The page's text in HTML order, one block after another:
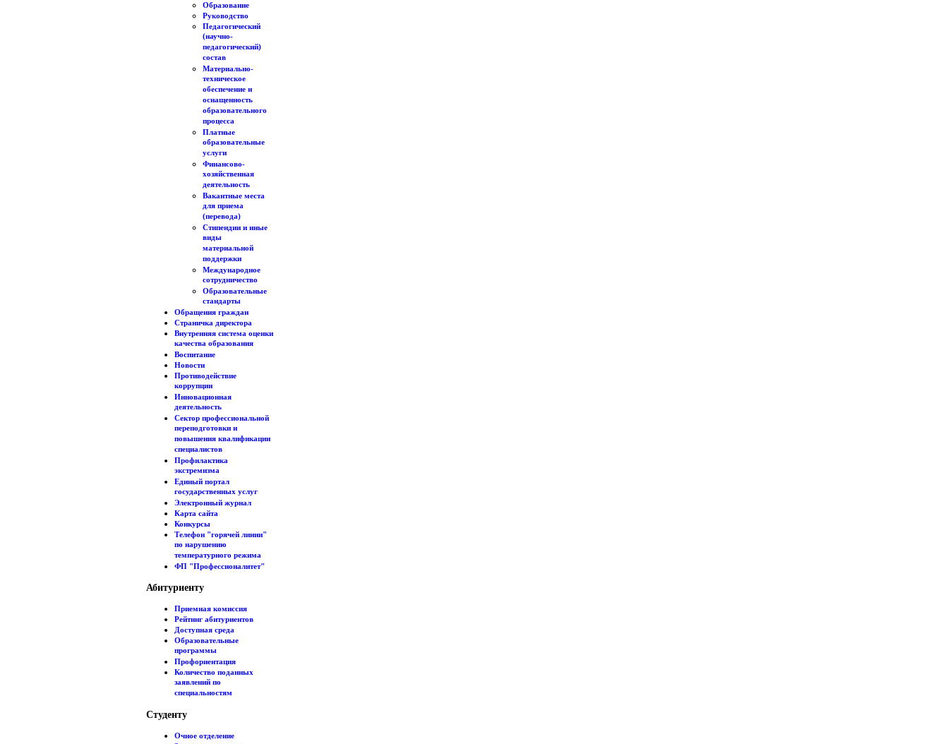
Образование
Руководство
Педагогический
(научно-
педагогический)
состав
Материально-
техническое
обеспечение и
оснащенность
образовательного
процесса
Платные
образовательные
услуги
Финансово-
хозяйственная
деятельность
Вакантные места
для приема
(перевода)
Стипендии и иные
виды
материальной
поддержки
Международное
сотрудничество
Образовательные
стандарты
Обращения граждан
Страничка директора
Внутренняя система оценки
качества образования
Воспитание
Новости
Противодействие
коррупции
Инновационная
деятельность
Сектор профессиональной
переподготовки и
повышения квалификации
специалистов
Профилактика
экстремизма
Единый портал
государственных услуг
Электронный журнал
Карта сайта
Конкурсы
Телефон "горячей линии"
по нарушению
температурного режима
ФП "Профессионалитет"
Абитуриенту
Приемная комиссия
Рейтинг абитуриентов
Доступная среда
Образовательные
программы
Профориентация
Количество поданных
заявлений по
специальностям
Студенту
Очное отделение